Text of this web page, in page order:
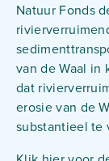
Natuur Fonds
van de Waal in
dat
erosie van de
substantieel te